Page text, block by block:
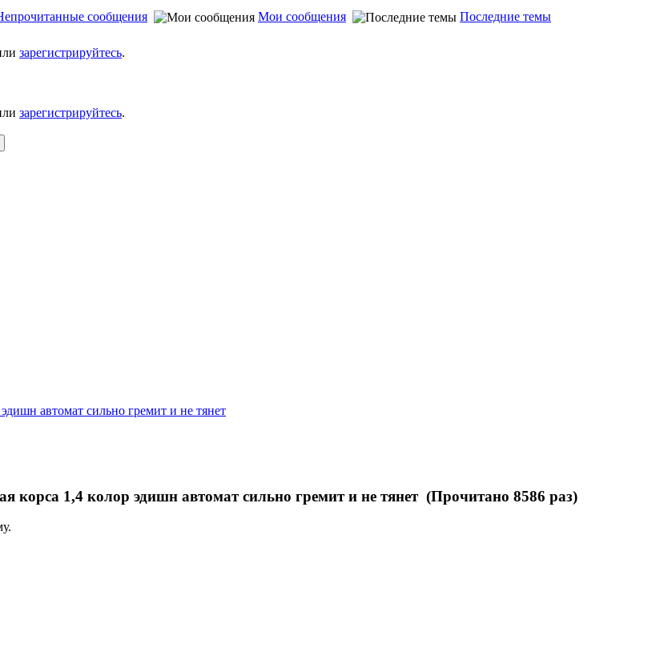
сообщения Мои сообщения Последние темы
зарегистрируйтесь.
зарегистрируйтесь.
автомат сильно гремит и не тянет
корса 1,4 колор эдишн автомат сильно гремит и не тянет (Прочитано 8586 раз)